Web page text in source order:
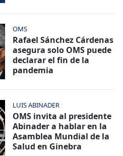
OMS
Rafael Sánchez Cárdenas
asegura solo OMS puede
declarar el fin de la
pandemia
LUIS ABINADER
OMS invita al presidente
Abinader a hablar en la
Asamblea Mundial de la
Salud en Ginebra